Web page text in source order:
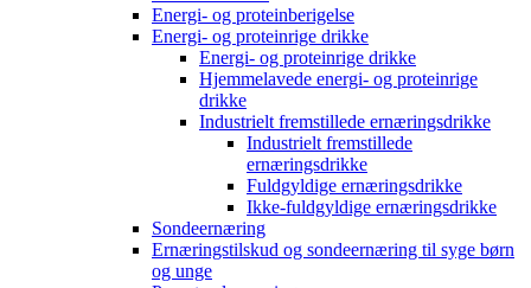
Energi- og proteinberigelse
Energi- og proteinrige drikke
Energi- og proteinrige drikke
Hjemmelavede energi- og proteinrige
drikke
Industrielt fremstillede ernæringsdrikke
Industrielt fremstillede
ernæringsdrikke
Fuldgyldige ernæringsdrikke
Ikke-fuldgyldige ernæringsdrikke
Sondeernæring
Ernæringstilskud og sondeernæring til syge børn
og unge